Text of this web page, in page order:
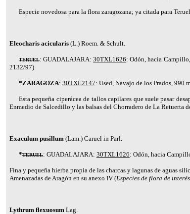
Especie novedosa para la flora zaragozana; ya citada para
Eleocharis acicularis (L.) Roem. & Schult.
TERUEL: GUADALAJARA: 30TXL1626: Odón, hacia
2132/97).
*ZARAGOZA: 30TXL2147: Used, Navajo de los Prados, 990
Esta pequeña ciperácea de tallos capilares que suele pasar
Enmedio de Salcedillo y las balsas del Chorradero de La Retuerta
Exaculum pusillum (Lam.) Caruel in Parl.
*TERUEL: GUADALAJARA: 30TXL1626: Odón, hacia
Fina y pequeña hierba propia de las charcas y lagunas de aguas
Amenazadas de Aragón en su anexo IV (Especies de flora de
Lythrum flexuosum Lag.